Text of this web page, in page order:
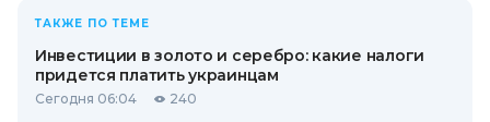
ТАКЖЕ ПО ТЕМЕ
Инвестиции в золото и серебро: какие налоги
придется платить украинцам
Сегодня 06:04 240